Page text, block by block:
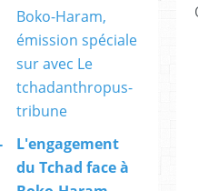
L'engagement
du Tchad face à